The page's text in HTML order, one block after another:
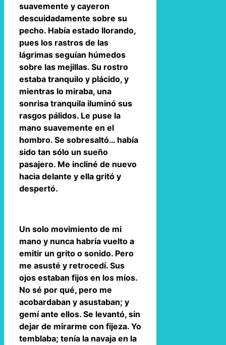
suavemente y cayeron
descuidadamente sobre su
pecho. Había estado llorando,
pues los rastros de las
lágrimas seguían húmedos
sobre las mejillas. Su rostro
estaba tranquilo y plácido, y
mientras lo miraba, una
sonrisa tranquila iluminó sus
rasgos pálidos. Le puse la
mano suavemente en el
hombro. Se sobresaltó… había
sido tan sólo un sueño
pasajero. Me incliné de nuevo
hacia delante y ella gritó y
despertó.
Un solo movimiento de mi
mano y nunca habría vuelto a
emitir un grito o sonido. Pero
me asusté y retrocedí. Sus
ojos estaban fijos en los míos.
No sé por qué, pero me
acobardaban y asustaban; y
gemí ante ellos. Se levantó, sin
dejar de mirarme con fijeza. Yo
temblaba; tenía la navaja en la